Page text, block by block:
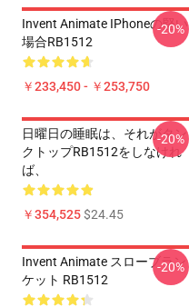
Invent Animate IPhoneの堅い
場合RB1512
￥233,450 - ￥253,750
-20%
日曜日の睡眠は、それがタン
クトップRB1512をしなけれ
ば、
￥354,525$24.45
-20%
Invent Animate スローブラン
ケット RB1512
-20%